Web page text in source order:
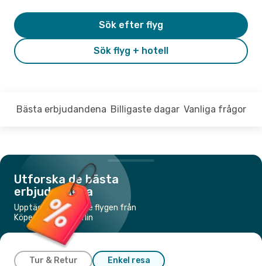
Sök flyg + hotell
Sök efter flyg
Bästa erbjudandena Billigaste dagar Vanliga frågor
Utforska de bästa
erbjudandena
Upptäck de billigaste flygen från
Köpenhamn till Berlin
Tur & Retur Enkel resa